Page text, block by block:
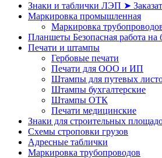
Знаки и таблички ЛЭП ➤
Маркировка промышленная
Маркировка
Планшеты Безопасная работа на
Печати и штампы
Гербовые печати
Печати для ООО и ИП
Штампы для путевых
Штампы бухгалтерские
Штампы ОТК
Печати медицинские
Знаки для строительных
Схемы строповки грузов
Адресные таблички
Маркировка трубопроводов